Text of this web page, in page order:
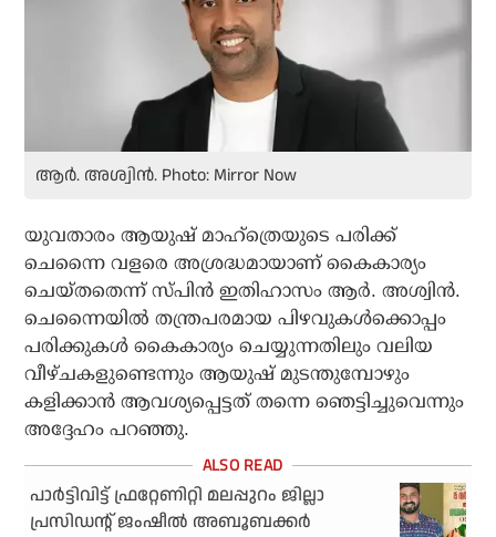
ആർ. അശ്വിൻ. Photo: Mirror Now
യുവതാരം ആയുഷ് മാഹ്‌ത്രെയുടെ പരിക്ക്
ചെന്നൈ വളരെ അശ്രദ്ധമായാണ് കൈകാര്യം
ചെയ്തതെന്ന് സ്പിന്‍ ഇതിഹാസം ആര്‍. അശ്വിന്‍.
ചെന്നൈയില്‍ തന്ത്രപരമായ പിഴവുകള്‍ക്കൊപ്പം
പരിക്കുകള്‍ കൈകാര്യം ചെയ്യുന്നതിലും വലിയ
വീഴ്ചകളുണ്ടെന്നും ആയുഷ് മുടന്തുമ്പോഴും
കളിക്കാന്‍ ആവശ്യപ്പെട്ടത് തന്നെ ഞെട്ടിച്ചുവെന്നും
അദ്ദേഹം പറഞ്ഞു.
പാര്‍ട്ടിവിട്ട് ഫ്രറ്റേണിറ്റി മലപ്പുറം ജില്ലാ
പ്രസിഡന്റ് ജംഷീല്‍ അബൂബക്കര്‍